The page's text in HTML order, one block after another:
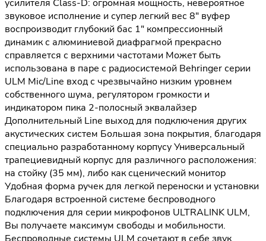
усилителя Class-D: огромная мощность, невероятное
звуковое исполнение и супер легкий вес 8" вуфер
воспроизводит глубокий бас 1" компрессионный
динамик с алюминиевой диафрагмой прекрасно
справляется с верхними частотами Может быть
использована в паре с радиосистемой Behringer серии
ULM Mic/Line вход с чрезвычайно низким уровнем
собственного шума, регулятором громкости и
индикатором пика 2-полосный эквалайзер
Дополнительный Line выход для подключения других
акустических систем Большая зона покрытия, благодаря
специально разработанному корпусу Универсальный
трапециевидный корпус для различного расположения:
на стойку (35 мм), либо как сценический монитор
Удобная форма ручек для легкой переноски и установки
Благодаря встроенной системе беспроводного
подключения для серии микрофонов ULTRALINK ULM,
Вы получаете максимум свободы и мобильности.